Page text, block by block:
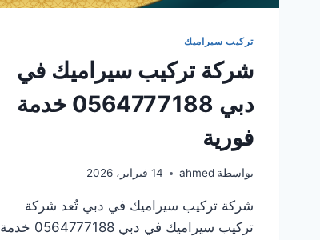
تركيب سيراميك
شركة تركيب سيراميك في
دبي 0564777188 خدمة
فورية
بواسطة ahmed 14 فبراير، 2026
شركة تركيب سيراميك في دبي تُعد شركة
تركيب سيراميك في دبي 0564777188 خدمة